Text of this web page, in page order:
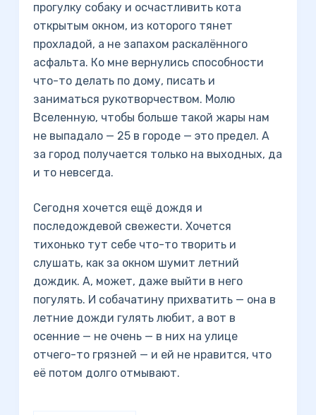
прогулку собаку и осчастливить кота
открытым окном, из которого тянет
прохладой, а не запахом раскалённого
асфальта. Ко мне вернулись способности
что-то делать по дому, писать и
заниматься рукотворчеством. Молю
Вселенную, чтобы больше такой жары нам
не выпадало — 25 в городе — это предел. А
за город получается только на выходных, да
и то невсегда.
Сегодня хочется ещё дождя и
последождевой свежести. Хочется
тихонько тут себе что-то творить и
слушать, как за окном шумит летний
дождик. А, может, даже выйти в него
погулять. И собачатину прихватить — она в
летние дожди гулять любит, а вот в
осенние — не очень — в них на улице
отчего-то грязней — и ей не нравится, что
её потом долго отмывают.